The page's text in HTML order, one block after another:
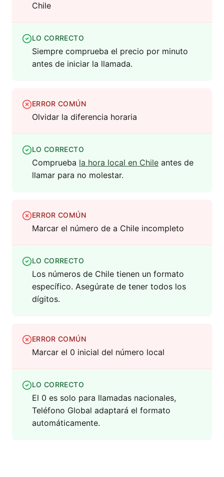
Chile
LO CORRECTO
Siempre comprueba el precio por minuto
antes de iniciar la llamada.
ERROR COMÚN
Olvidar la diferencia horaria
LO CORRECTO
Comprueba la hora local en Chile antes de
llamar para no molestar.
ERROR COMÚN
Marcar el número de a Chile incompleto
LO CORRECTO
Los números de Chile tienen un formato
específico. Asegúrate de tener todos los
dígitos.
ERROR COMÚN
Marcar el 0 inicial del número local
LO CORRECTO
El 0 es solo para llamadas nacionales,
Teléfono Global adaptará el formato
automáticamente.